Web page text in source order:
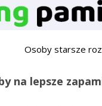
Osoby starsze
na lepsze